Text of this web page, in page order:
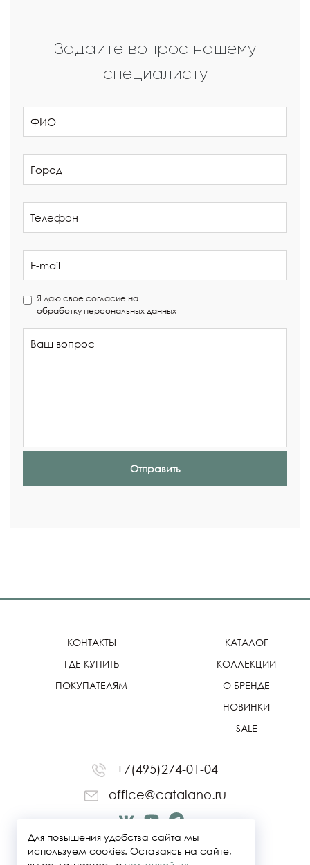
Задайте вопрос нашему
специалисту
Я даю своё согласие на
обработку персональных данных
Отправить
КОНТАКТЫ
ГДЕ КУПИТЬ
ПОКУПАТЕЛЯМ
КАТАЛОГ
КОЛЛЕКЦИИ
О БРЕНДЕ
НОВИНКИ
SALE
+7(495)274-01-04
office@catalano.ru
Для повышения удобства сайта мы
используем cookies. Оставаясь на сайте,